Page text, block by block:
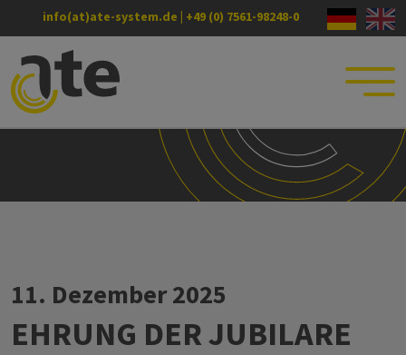
info(at)ate-system.de | +49 (0) 7561-98248-0
11. Dezember 2025
EHRUNG DER JUBILARE